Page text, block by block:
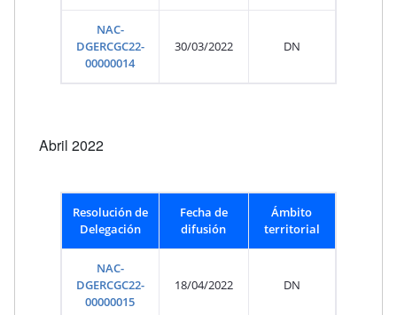
NAC-
DGERCGC22-
00000014
30/03/2022 DN
Abril 2022
Resolución de
Delegación
Fecha de
difusión
Ámbito
territorial
NAC-
DGERCGC22-
00000015
18/04/2022 DN